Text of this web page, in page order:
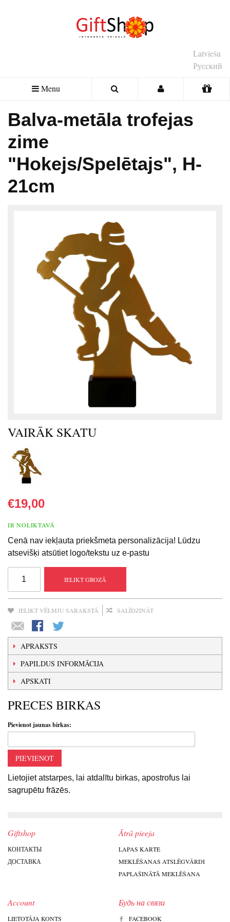
Latviešu
Русский
Menu
Balva-metāla trofejas
zime
"Hokejs/Spelētajs", H-
21cm
VAIRĀK SKATU
€19,00
IR NOLIKTAVĀ
Cenā nav iekļauta priekšmeta personalizācija! Lūdzu
atsevišķi atsūtiet logo/tekstu uz e-pastu
IELIKT GROZĀ
IELIKT VĒLMJU SARAKSTĀ SALĪDZINĀT
APRAKSTS
PAPILDUS INFORMĀCIJA
APSKATI
PRECES BIRKAS
Pievienot jaunas birkas:
PIEVIENOT
Lietojiet atstarpes, lai atdalītu birkas, apostrofus lai
sagrupētu frāzēs.
Giftshop
КОНТАКТЫ
ДОСТАВКА
Ātrā pieeja
LAPAS KARTE
MEKLĒŠANAS ATSLĒGVĀRDI
PAPLAŠINĀTĀ MEKLĒŠANA
Account
LIETOTĀJA KONTS
Будь на связи
FACEBOOK